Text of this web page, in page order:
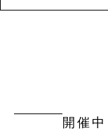
開催